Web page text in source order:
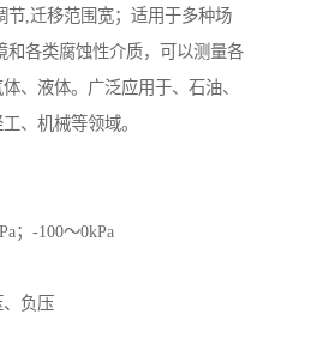
节,迁移范围宽；适用于多种场
和各类腐蚀性介质，可以测量各
、液体。广泛应用于、石油、
、机械等领域。
；-100～0kPa
负压